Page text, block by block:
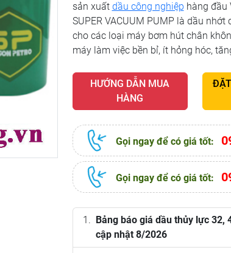
sản xuất dầu công nghiệp hàng đầu
SUPER VACUUM PUMP là dầu nhớt
cho các loại máy bơm hút chân
máy làm việc bền bỉ, ít hỏng hóc,
HƯỚNG DẪN MUA
HÀNG
Gọi ngay để có giá tốt:
Gọi ngay để có giá tốt:
Bảng báo giá dầu thủy lực 32,
cập nhật 8/2026